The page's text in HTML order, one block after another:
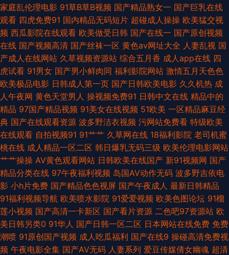
伊人电影 黄色AAA片电影 麻豆专区 人人射性爱视频 欧美日韩H片 在线色ab
国产福利导航在线 韩国AV导航 青青操黄色网址 伊人伊人网 AV免费网站永久
av资源总站 成人AV社区影院 福利社老湿 欧美精品爱爱 91網站 97无码视频
www夜夜撸av 伊人久久啊啊 四虎影音 欧美成人网片 欧美第18页 四虎音影
亚洲一本道在线 91色网 91国精产品视频 亚洲三级片另类 香蕉视频ap 亚洲龙
1级a片 成人午夜大片 海角社区亚瑟 91操机视频 豆花成人社区入口 玖玖资源
36 日日骚AV网站 午夜传媒福利 丝袜性爱aV 无码一二三四区 AV天堂成人网
精品呦呦呦 国产视频网 蜜桃视频在线观看 午夜成人伦理 国产精品一页二页
91色站 国产站二区 人人操人人97 51国产视频 91网站免费入口 豆花社区视
频 激情一道本 欧美极品15p 亚洲成人色色 福利社17p 欧美日韩免费A级 午夜
家庭乱伦理电影 91草B草B视频 国产精品熟女一 国产巨乳在线
观看 四虎免费91 国内精品无码短片 超碰成人操操 欧美猛交视
频 西瓜影院在线观看 欧美做受日韩 国产在线一 国产原创视频
在线 国产视频高清 国产丝袜一区 黄色av网址大全 人妻乱视 国
产成人在线网站 久草视频资源站 综合五月香 成人app在线 四
虎试看 91男女 国产男小鲜肉同 福利影院网站 激情五月天色色
欧美极品电影 日韩成人第一页 国产日韩欧美电影 久久机热 成
人午夜网 黄色天堂男人 操视频免费91 日韩中文在线 精品中的
精品 97国产精品视频 91美女在线视频 51欧美 一区精品麻豆经
典 国产在线观看资源 波多野洁衣视频 污网站免费看 特级欧美
在线观看 自拍视频91 91艹艹 久草网在线 18福利影院 老司机蜜
桃在线 成人精品一区二区 韩日爆乳无码三级 欧美伦理电影网站
艹艹操操 AV黄色观看网站 日韩欧美在线国产 新91视频网 国产
精品分类在线 97午夜福利视频 岛国AV动作无码 波多野吉依电
影 小h片免费 国产精品色色视屏 国产午夜成人 最新日韩精品
91福利视频导航 欧美喷水影院 91爱爱视频 欧美色图论坛 91榴
莲小视频 国产高清一卡新区 国产看片资源 二色吧97资源站 欧
美日韩另类0 91华人 国产日韩一区二区 日本网站在线免费 免费
潮喷 91原创国产视频 成人吃瓜福利 国产在线9 操碰高清免费视
频 午夜电影全集 国产AV无码 人妻系列 爱豆传媒倩女幽魂 超清